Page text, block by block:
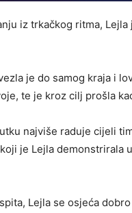
iz trkačkog ritma,
je do samog kraja i
te je kroz cilj prošla
najviše raduje cijeli
je Lejla demonstrirala
Lejla se osjeća